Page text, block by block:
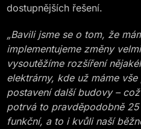
dostupnějších řešení.
„Bavili jsme se o tom, že
implementujeme změny
vysoutěžíme rozšíření
elektrárny, kde už máme
postavení další budovy –
potrvá to pravděpodobně
funkční, a to i kvůli naší